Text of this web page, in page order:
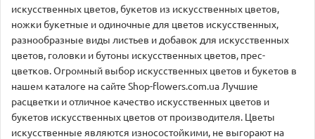
искусственных цветов, букетов из искусственных цветов,
ножки букетные и одиночные для цветов искусственных,
разнообразные виды листьев и добавок для искусственных
цветов, головки и бутоны искусственных цветов, прес-
цветков. Огромный выбор искусственных цветов и букетов в
нашем каталоге на сайте Shop-flowers.com.ua Лучшие
расцветки и отличное качество искусственных цветов и
букетов искусственных цветов от производителя. Цветы
искусственные являются износостойкими, не выгорают на